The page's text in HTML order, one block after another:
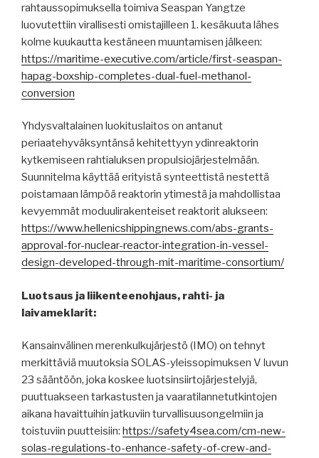
rahtaussopimuksella toimiva Seaspan Yangtze
luovutettiin virallisesti omistajilleen 1. kesäkuuta lähes
kolme kuukautta kestäneen muuntamisen jälkeen:
https://maritime-executive.com/article/first-seaspan-
hapag-boxship-completes-dual-fuel-methanol-
conversion
Yhdysvaltalainen luokituslaitos on antanut
periaatehyväksyntänsä kehitettyyn ydinreaktorin
kytkemiseen rahtialuksen propulsiojärjestelmään.
Suunnitelma käyttää erityistä synteettistä nestettä
poistamaan lämpöä reaktorin ytimestä ja mahdollistaa
kevyemmät moduulirakenteiset reaktorit alukseen:
https://www.hellenicshippingnews.com/abs-grants-
approval-for-nuclear-reactor-integration-in-vessel-
design-developed-through-mit-maritime-consortium/
Luotsaus ja liikenteenohjaus, rahti- ja
laivameklarit:
Kansainvälinen merenkulkujärjestö (IMO) on tehnyt
merkittäviä muutoksia SOLAS-yleissopimuksen V luvun
23 sääntöön, joka koskee luotsinsiirtojärjestelyjä,
puuttuakseen tarkastusten ja vaaratilannetutkintojen
aikana havaittuihin jatkuviin turvallisuusongelmiin ja
toistuviin puutteisiin: https://safety4sea.com/cm-new-
solas-regulations-to-enhance-safety-of-crew-and-